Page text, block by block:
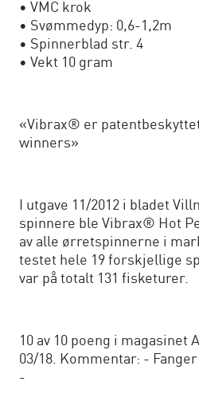
• VMC krok
• Svømmedyp: 0,6-1,2m
• Spinnerblad str. 4
• Vekt 10 gram
«Vibrax® er
winners»
I utgave 11/2012 i bladet
spinnere ble Vibrax® Hot
av alle ørretspinnerne i
testet hele 19 forskjellige
var på totalt 131 fisketurer.
10 av 10 poeng i magasinet
03/18. Kommentar: -
-